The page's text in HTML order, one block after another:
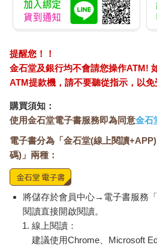
提醒您！！
金石堂及銀行均不會請您操作ATM!
ATM提款機，請不要聽從指示，以免
購買須知：
使用金石堂電子書服務即為同意金石
電子書分為「金石堂(線上閱讀
碼)」兩種：
將儲存於會員中心→電子書服務
閱讀直接開啟閱讀。
線上閱讀：
建議使用Chrome、Microsoft